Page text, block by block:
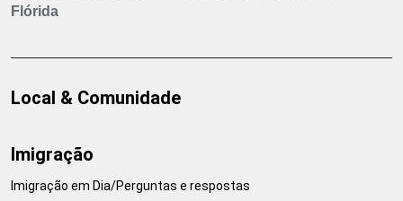
Flórida
Local & Comunidade
Imigração
Imigração em Dia/Perguntas e respostas